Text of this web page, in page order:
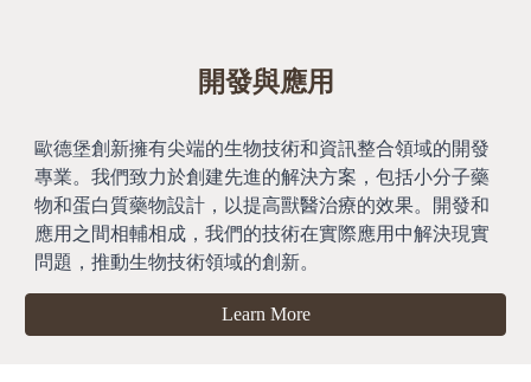
開發與應用
歐德堡創新擁有尖端的生物技術和資訊整合領域的開發
專業。我們致力於創建先進的解決方案，包括小分子藥
物和蛋白質藥物設計，以提高獸醫治療的效果。開發和
應用之間相輔相成，我們的技術在實際應用中解決現實
問題，推動生物技術領域的創新。
Learn More